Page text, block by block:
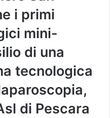
i primi
mini-
di una
tecnologica
di Pescara